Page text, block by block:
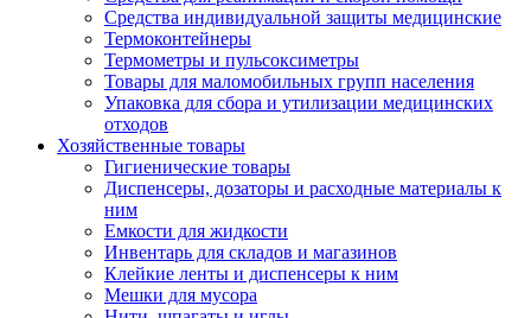
Средства индивидуальной защиты медицинские
Термоконтейнеры
Термометры и пульсоксиметры
Товары для маломобильных групп населения
Упаковка для сбора и утилизации медицинских
отходов
Хозяйственные товары
Гигиенические товары
Диспенсеры, дозаторы и расходные материалы к
ним
Емкости для жидкости
Инвентарь для складов и магазинов
Клейкие ленты и диспенсеры к ним
Мешки для мусора